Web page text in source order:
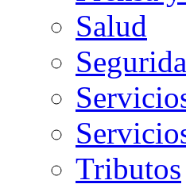
Salud
Tributos